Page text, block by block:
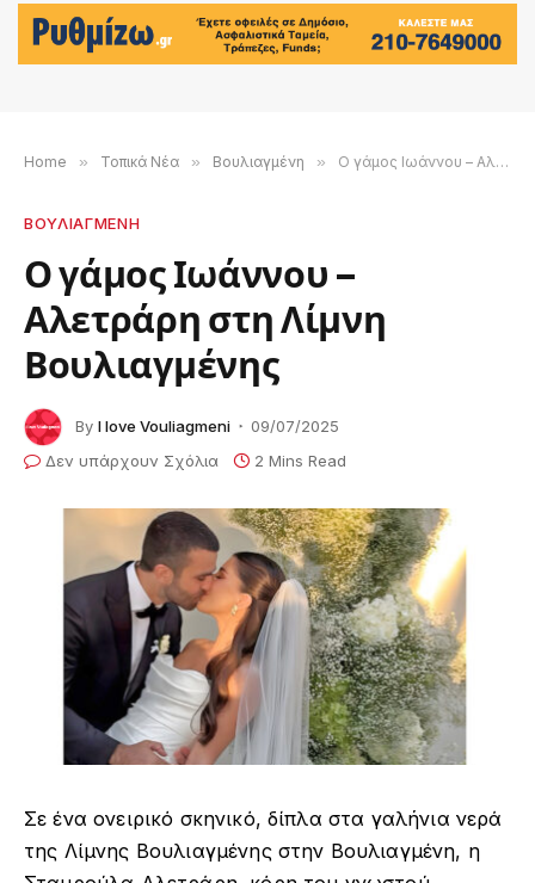
Home » Τοπικά Νέα » Βουλιαγμένη » Ο γάμος Ιωάννου – Αλετράρη στη Λίμνη Βουλιαγμένης
ΒΟΥΛΙΑΓΜΕΝΗ
Ο γάμος Ιωάννου –
Αλετράρη στη Λίμνη
Βουλιαγμένης
By I love Vouliagmeni
09/07/2025
Δεν υπάρχουν Σχόλια
2 Mins Read
Σε ένα ονειρικό σκηνικό, δίπλα στα γαλήνια νερά
της Λίμνης Βουλιαγμένης στην Βουλιαγμένη, η